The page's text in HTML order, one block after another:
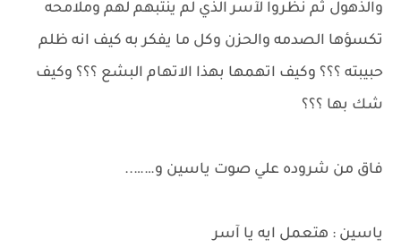
والذهول ثم نظروا لآسر الذي لم ينتبهم لهم وملامحه
تكسؤها الصدمه والحزن وكل ما يفكر به كيف انه ظلم
حبيبته ؟؟؟ وكيف اتهمها بهذا الاتهام البشع ؟؟؟ وكيف
شك بها ؟؟؟
فاق من شروده علي صوت ياسين و……..
ياسين : هتعمل ايه يا آسر